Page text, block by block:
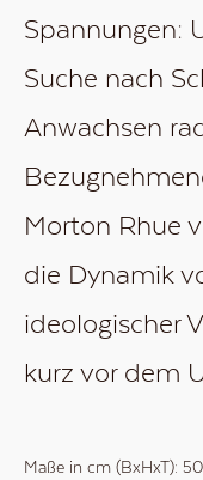
Spannungen:
Suche nach
Anwachsen
Morton Rhue
die Dynamik
ideologischer
kurz vor dem
Maße in cm (BxHxT): 50